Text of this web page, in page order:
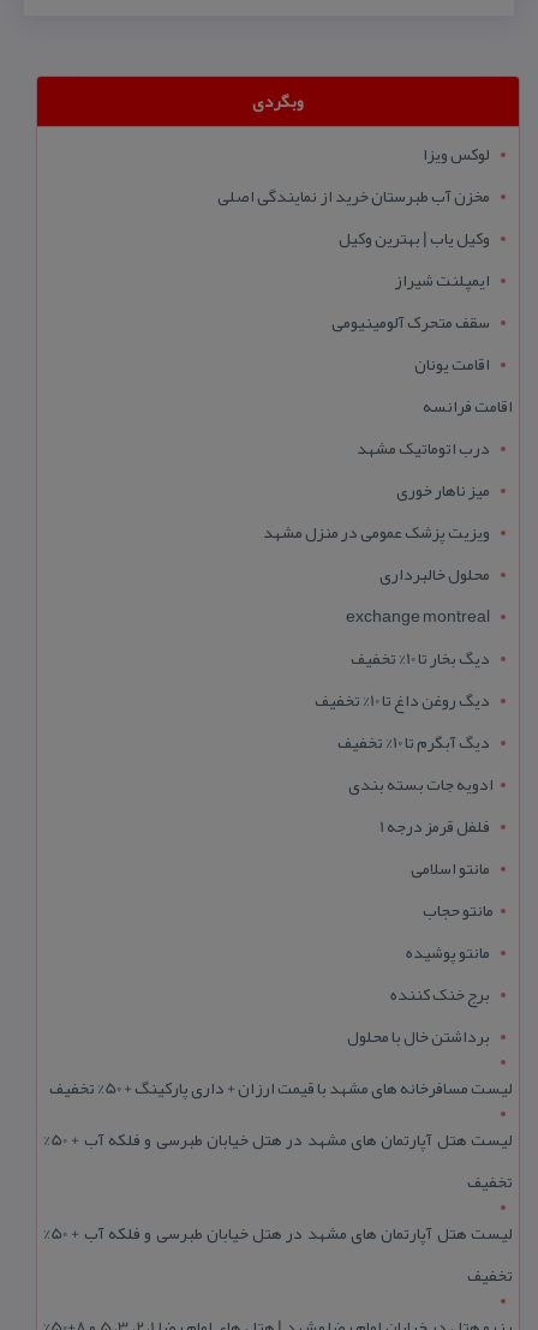
وبگردی
لوکس ویزا
مخزن آب طبرستان خرید از نمایندگی اصلی
وکیل یاب | بهترین وکیل
ایمپلنت شیراز
سقف متحرک آلومینیومی
اقامت یونان
اقامت فرانسه
درب اتوماتیک مشهد
میز ناهار خوری
ویزیت پزشک عمومی در منزل مشهد
محلول خالبرداری
exchange montreal
دیگ بخار تا 10% تخفیف
دیگ روغن داغ تا 10% تخفیف
دیگ آبگرم تا 10% تخفیف
ادویه جات بسته بندی
فلفل قرمز درجه 1
مانتو اسلامی
مانتو حجاب
مانتو پوشیده
برج خنک کننده
برداشتن خال با محلول
لیست مسافرخانه های مشهد با قیمت ارزان + داری پارکینگ + 50% تخفیف
لیست هتل آپارتمان های مشهد در هتل خیابان طبرسی و فلکه آب + 50%
تخفیف
لیست هتل آپارتمان های مشهد در هتل خیابان طبرسی و فلکه آب + 50%
تخفیف